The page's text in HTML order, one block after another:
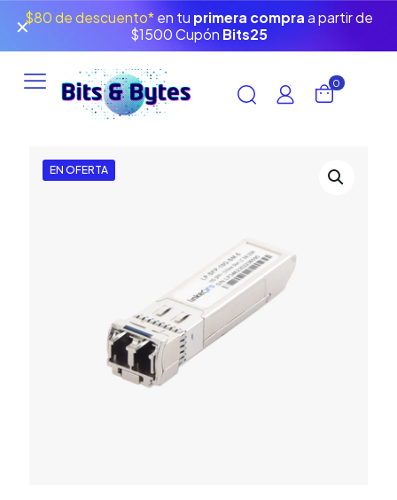
$80 de descuento*en tu primera compra a partir de
$1500 Cupón Bits25
✕
0
EN OFERTA